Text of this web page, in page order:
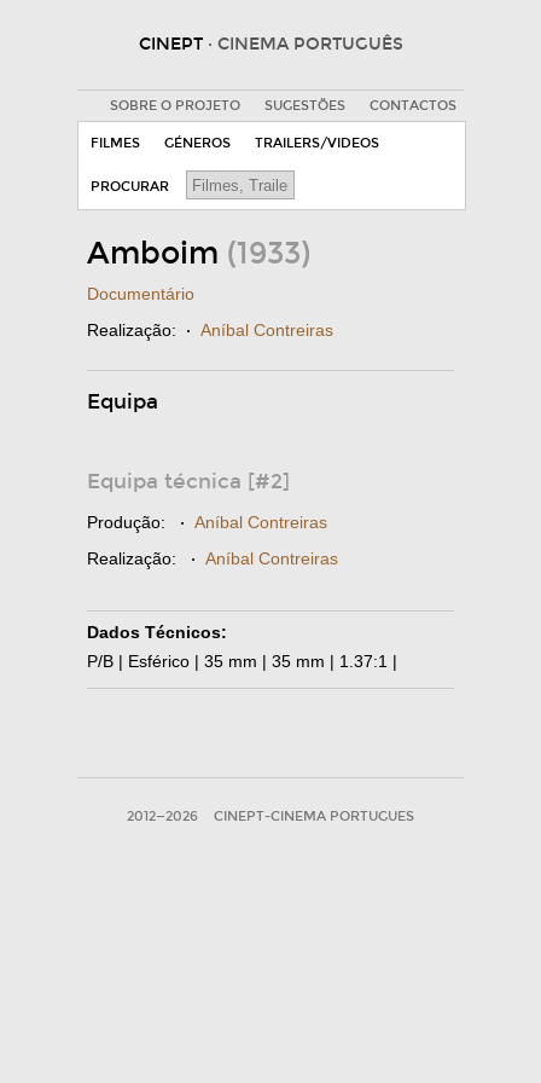
CINEPT · CINEMA PORTUGUÊS
SOBRE O PROJETO SUGESTÕES CONTACTOS
FILMES GÉNEROS TRAILERS/VIDEOS
PROCURAR
Amboim (1933)
Documentário
Realização: · Aníbal Contreiras
Equipa
Equipa técnica [#2]
Produção: · Aníbal Contreiras
Realização: · Aníbal Contreiras
Dados Técnicos:
P/B | Esférico | 35 mm | 35 mm | 1.37:1 |
2012—2026 CINEPT-CINEMA PORTUGUES